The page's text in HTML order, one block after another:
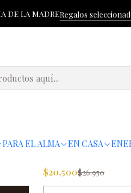
PARA EL ALMA EN CASA
DE LA MADRERegalos
Inicio Agrios
Agrios
MEZCLA DE
$20.500$26.950